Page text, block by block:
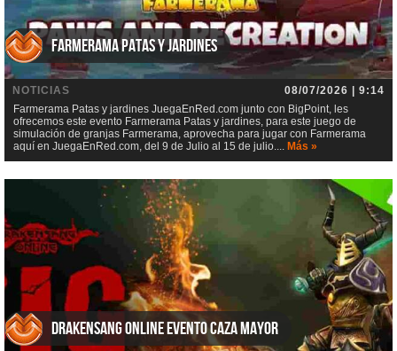
Farmerama Patas y jardines
NOTICIAS
08/07/2026 | 9:14
Farmerama Patas y jardines JuegaEnRed.com junto con BigPoint, les
ofrecemos este evento Farmerama Patas y jardines, para este juego de
simulación de granjas Farmerama, aprovecha para jugar con Farmerama
aquí en JuegaEnRed.com, del 9 de Julio al 15 de julio.... Más »
Drakensang Online Evento Caza mayor